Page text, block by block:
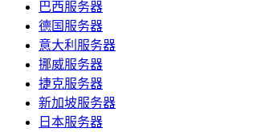
巴西服务器
德国服务器
意大利服务器
挪威服务器
捷克服务器
新加坡服务器
日本服务器